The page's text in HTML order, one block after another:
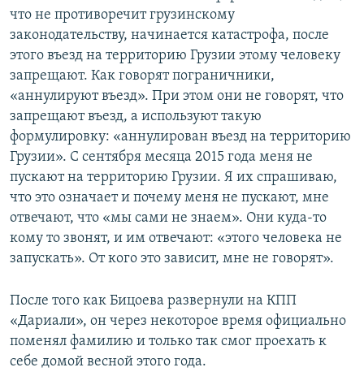
что не противоречит грузинскому
законодательству, начинается катастрофа, после
этого въезд на территорию Грузии этому человеку
запрещают. Как говорят пограничники,
«аннулируют въезд». При этом они не говорят, что
запрещают въезд, а используют такую
формулировку: «аннулирован въезд на территорию
Грузии». С сентября месяца 2015 года меня не
пускают на территорию Грузии. Я их спрашиваю,
что это означает и почему меня не пускают, мне
отвечают, что «мы сами не знаем». Они куда-то
кому то звонят, и им отвечают: «этого человека не
запускать». От кого это зависит, мне не говорят».
После того как Бицоева развернули на КПП
«Дариали», он через некоторое время официально
поменял фамилию и только так смог проехать к
себе домой весной этого года.